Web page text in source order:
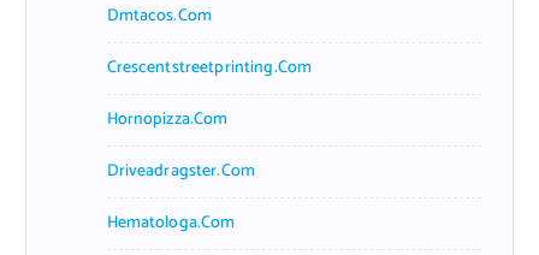
Dmtacos.com
Crescentstreetprinting.com
Hornopizza.com
Driveadragster.com
Hematologa.com